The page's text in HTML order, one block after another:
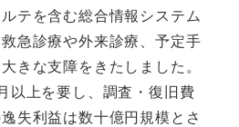
テを含む総合情報システム
急診療や外来診療、予定手
きな支障をきたしました。
以上を要し、調査・復旧費
失利益は数十億円規模とさ